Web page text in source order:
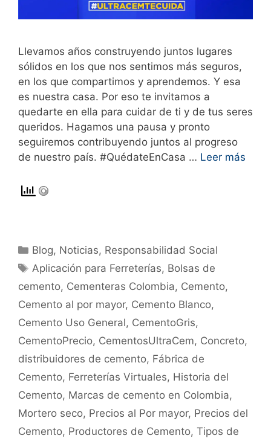
Llevamos años construyendo juntos lugares
sólidos en los que nos sentimos más seguros,
en los que compartimos y aprendemos. Y esa
es nuestra casa. Por eso te invitamos a
quedarte en ella para cuidar de ti y de tus seres
queridos. Hagamos una pausa y pronto
seguiremos contribuyendo juntos al progreso
de nuestro país. #QuédateEnCasa … Leer más
Blog, Noticias, Responsabilidad Social
Aplicación para Ferreterías, Bolsas de
cemento, Cementeras Colombia, Cemento,
Cemento al por mayor, Cemento Blanco,
Cemento Uso General, CementoGris,
CementoPrecio, CementosUltraCem, Concreto,
distribuidores de cemento, Fábrica de
Cemento, Ferreterías Virtuales, Historia del
Cemento, Marcas de cemento en Colombia,
Mortero seco, Precios al Por mayor, Precios del
Cemento, Productores de Cemento, Tipos de